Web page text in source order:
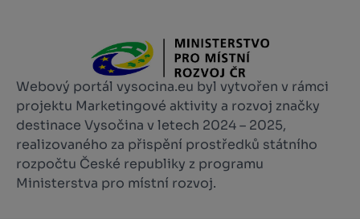
Webový portál vysocina.eu byl vytvořen v rámci
projektu Marketingové aktivity a rozvoj značky
destinace Vysočina v letech 2024 – 2025,
realizovaného za přispění prostředků státního
rozpočtu České republiky z programu
Ministerstva pro místní rozvoj.